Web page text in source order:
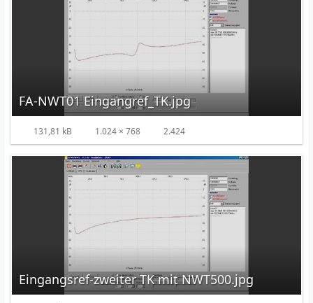
FA-NWT01 Eingangref_TK.jpg
131,81 kB 1.024 × 768 2.424
Eingangsref-zweiter TK mit NWT500.jpg